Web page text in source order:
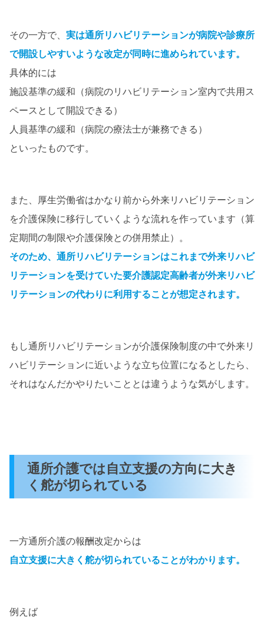
その一方で、 実は通所リハビリテーションが病院や診療所
で開設しやすいような改定が同時に進められています。
具体的には
施設基準の緩和（病院のリハビリテーション室内で共用ス
ペースとして開設できる）
人員基準の緩和（病院の療法士が兼務できる）
といったものです。
また、厚生労働省はかなり前から外来リハビリテーション
を介護保険に移行していくような流れを作っています（算
定期間の制限や介護保険との併用禁止）。
そのため、通所リハビリテーションはこれまで外来リハビ
リテーションを受けていた要介護認定高齢者が外来リハビ
リテーションの代わりに利用することが想定されます。
もし通所リハビリテーションが介護保険制度の中で外来リ
ハビリテーションに近いような立ち位置になるとしたら、
それはなんだかやりたいこととは違うような気がします。
通所介護では自立支援の方向に大き
く舵が切られている
一方通所介護の報酬改定からは
自立支援に大きく舵が切られていることがわかります。
例えば